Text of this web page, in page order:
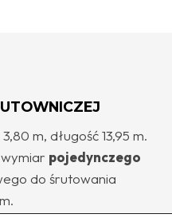
m, długość 13,95 m.
pojedynczego
do śrutowania